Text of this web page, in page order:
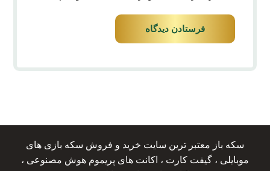
فرستادن دیدگاه
سکه باز معتبر ترین سایت خرید و فروش سکه بازی های
موبایلی ، گیفت کارت ، اکانت های پریموم هوش مصنوعی ،